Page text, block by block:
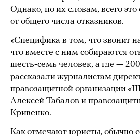
Однако, по их словам, всего это
от общего числа отказников.
«Специфика в том, что звонит
что вместе с ним собираются
шесть-семь человек, а где —
рассказали журналистам
правозащитной организации
Алексей Табалов и
Кривенко.
Как отмечают юристы, обычно